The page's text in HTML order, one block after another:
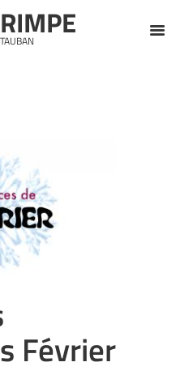
Février